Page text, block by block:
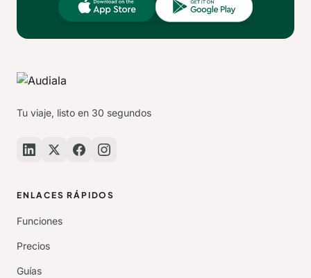
Tu viaje, listo en 30 segundos
ENLACES RÁPIDOS
Funciones
Precios
Guías